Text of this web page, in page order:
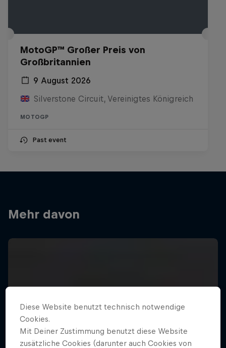
MotoGP™ Großer Preis von
Großbritannien
9 August 2026
Silverstone Circuit, Vereinigtes Königreich
MOTOGP
Past event
Mehr davon
Diese Website benutzt technisch notwendige
Cookies.
Mit Deiner Zustimmung benutzt diese Website
zusätzliche Cookies (darunter auch Cookies von